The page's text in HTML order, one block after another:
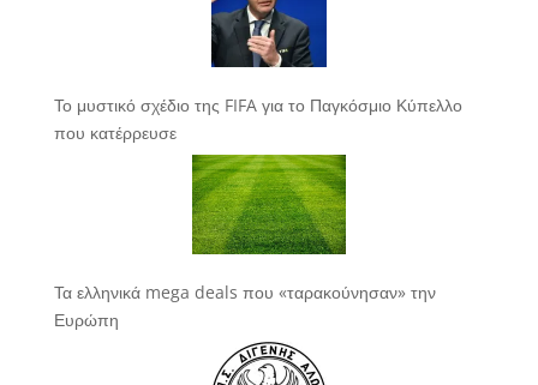
Το μυστικό σχέδιο της FIFA για το Παγκόσμιο Κύπελλο
που κατέρρευσε
Τα ελληνικά mega deals που «ταρακούνησαν» την
Ευρώπη